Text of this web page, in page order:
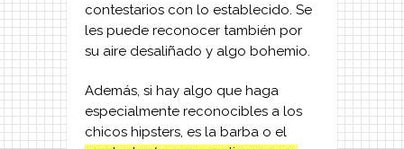
contestarios con lo establecido. Se
les puede reconocer también por
su aire desaliñado y algo bohemio.
Además, si hay algo que haga
especialmente reconocibles a los
chicos hipsters, es la barba o el